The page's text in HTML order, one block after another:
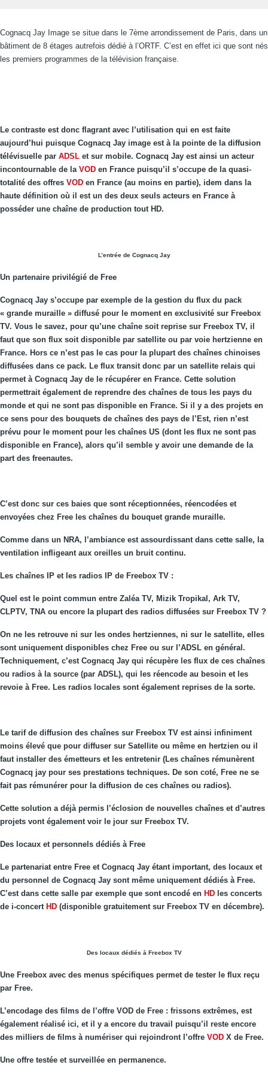
Cognacq Jay Image se situe dans le 7ème arrondissement de Paris, dans un
bâtiment de 8 étages autrefois dédié à l’ORTF. C’est en effet ici que sont nés
les premiers programmes de la télévision française.
Le contraste est donc flagrant avec l’utilisation qui en est faite
aujourd’hui puisque Cognacq Jay image est à la pointe de la diffusion
télévisuelle par ADSL et sur mobile. Cognacq Jay est ainsi un acteur
incontournable de la VOD en France puisqu’il s’occupe de la quasi-
totalité des offres VOD en France (au moins en partie), idem dans la
haute définition où il est un des deux seuls acteurs en France à
posséder une chaîne de production tout HD.
L’entrée de Cognacq Jay
Un partenaire privilégié de Free
Cognacq Jay s’occupe par exemple de la gestion du flux du pack
« grande muraille » diffusé pour le moment en exclusivité sur Freebox
TV. Vous le savez, pour qu’une chaîne soit reprise sur Freebox TV, il
faut que son flux soit disponible par satellite ou par voie hertzienne en
France. Hors ce n’est pas le cas pour la plupart des chaînes chinoises
diffusées dans ce pack. Le flux transit donc par un satellite relais qui
permet à Cognacq Jay de le récupérer en France. Cette solution
permettrait également de reprendre des chaînes de tous les pays du
monde et qui ne sont pas disponible en France. Si il y a des projets en
ce sens pour des bouquets de chaînes des pays de l’Est, rien n’est
prévu pour le moment pour les chaînes US (dont les flux ne sont pas
disponible en France), alors qu’il semble y avoir une demande de la
part des freenautes.
C’est donc sur ces baies que sont réceptionnées, réencodées et
envoyées chez Free les chaînes du bouquet grande muraille.
Comme dans un NRA, l’ambiance est assourdissant dans cette salle, la
ventilation infligeant aux oreilles un bruit continu.
Les chaînes IP et les radios IP de Freebox TV :
Quel est le point commun entre Zaléa TV, Mizik Tropikal, Ark TV,
CLPTV, TNA ou encore la plupart des radios diffusées sur Freebox TV ?
On ne les retrouve ni sur les ondes hertziennes, ni sur le satellite, elles
sont uniquement disponibles chez Free ou sur l’ADSL en général.
Techniquement, c’est Cognacq Jay qui récupère les flux de ces chaînes
ou radios à la source (par ADSL), qui les réencode au besoin et les
revoie à Free. Les radios locales sont également reprises de la sorte.
Le tarif de diffusion des chaînes sur Freebox TV est ainsi infiniment
moins élevé que pour diffuser sur Satellite ou même en hertzien ou il
faut installer des émetteurs et les entretenir (Les chaînes rémunèrent
Cognacq jay pour ses prestations techniques. De son coté, Free ne se
fait pas rémunérer pour la diffusion de ces chaînes ou radios).
Cette solution a déjà permis l’éclosion de nouvelles chaînes et d’autres
projets vont également voir le jour sur Freebox TV.
Des locaux et personnels dédiés à Free
Le partenariat entre Free et Cognacq Jay étant important, des locaux et
du personnel de Cognacq Jay sont même uniquement dédiés à Free.
C’est dans cette salle par exemple que sont encodé en HD les concerts
de i-concert HD (disponible gratuitement sur Freebox TV en décembre).
Des locaux dédiés à Freebox TV
Une Freebox avec des menus spécifiques permet de tester le flux reçu
par Free.
L’encodage des films de l’offre VOD de Free : frissons extrêmes, est
également réalisé ici, et il y a encore du travail puisqu’il reste encore
des milliers de films à numériser qui rejoindront l’offre VOD X de Free.
Une offre testée et surveillée en permanence.